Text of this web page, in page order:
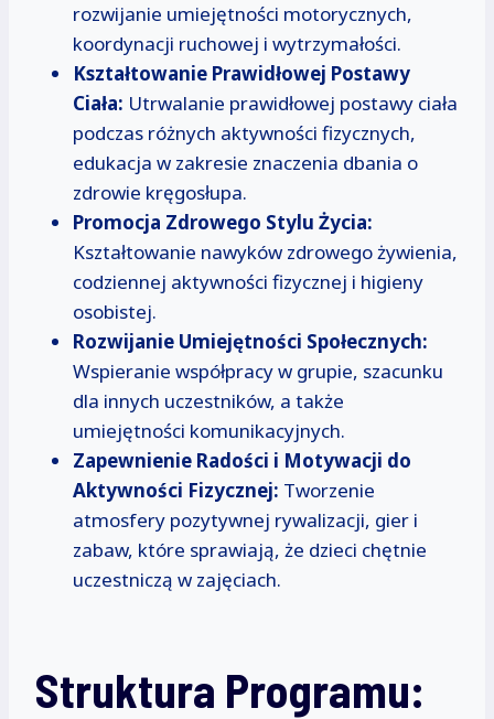
rozwijanie umiejętności motorycznych,
koordynacji ruchowej i wytrzymałości.
Kształtowanie Prawidłowej Postawy
Ciała: Utrwalanie prawidłowej postawy ciała
podczas różnych aktywności fizycznych,
edukacja w zakresie znaczenia dbania o
zdrowie kręgosłupa.
Promocja Zdrowego Stylu Życia:
Kształtowanie nawyków zdrowego żywienia,
codziennej aktywności fizycznej i higieny
osobistej.
Rozwijanie Umiejętności Społecznych:
Wspieranie współpracy w grupie, szacunku
dla innych uczestników, a także
umiejętności komunikacyjnych.
Zapewnienie Radości i Motywacji do
Aktywności Fizycznej: Tworzenie
atmosfery pozytywnej rywalizacji, gier i
zabaw, które sprawiają, że dzieci chętnie
uczestniczą w zajęciach.
Struktura Programu: